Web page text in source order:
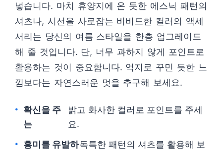
넣습니다. 마치 휴양지에 온 듯한 에스닉 패턴의
셔츠나, 시선을 사로잡는 비비드한 컬러의 액세
서리는 당신의 여름 스타일을 한층 업그레이드
해 줄 것입니다. 단, 너무 과하지 않게 포인트로
활용하는 것이 중요합니다. 억지로 꾸민 듯한 느
낌보다는 자연스러운 멋을 추구해 보세요.
확신을 주
는
밝고 화사한 컬러로 포인트를 주세
요.
흥미를 유발하독특한 패턴의 셔츠를 활용해 보